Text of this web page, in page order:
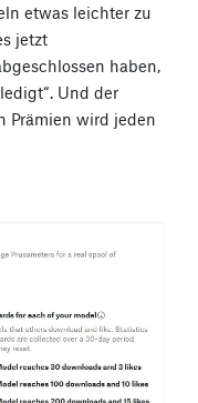
etwas leichter zu
jetzt
haben,
Und der
Prämien wird jeden